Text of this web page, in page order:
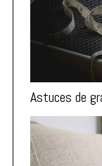
Astuces de